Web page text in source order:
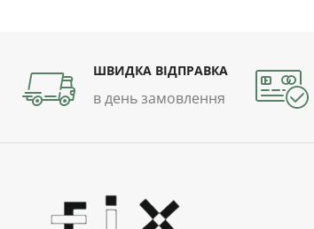
ШВИДКА ВІДПРАВКА
в день замовлення